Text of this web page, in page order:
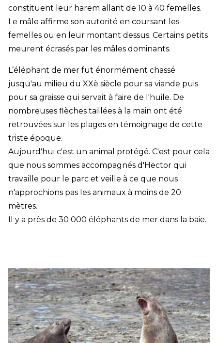
constituent leur harem allant de 10 à 40 femelles.
Le mâle affirme son autorité en coursant les
femelles ou en leur montant dessus. Certains petits
meurent écrasés par les mâles dominants.
L’éléphant de mer fut énormément chassé
jusqu'au milieu du XXè siècle pour sa viande puis
pour sa graisse qui servait à faire de l'huile. De
nombreuses flèches taillées à la main ont été
retrouvées sur les plages en témoignage de cette
triste époque.
Aujourd'hui c'est un animal protégé. C'est pour cela
que nous sommes accompagnés d'Hector qui
travaille pour le parc et veille à ce que nous
n'approchions pas les animaux à moins de 20
mètres.
Il y a près de 30 000 éléphants de mer dans la baie.